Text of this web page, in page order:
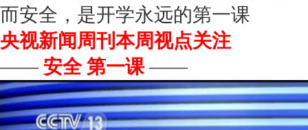
而安全，是开学永远的第一课
央视新闻周刊本周视点关注
—— 安全 第一课——